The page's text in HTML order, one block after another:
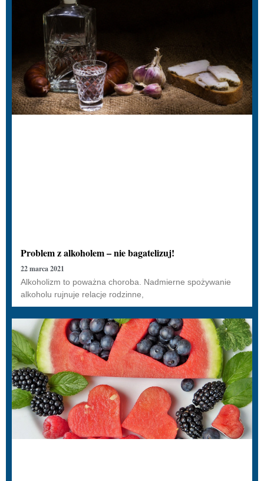
Problem z alkoholem – nie bagatelizuj!
22 marca 2021
Alkoholizm to poważna choroba. Nadmierne spożywanie
alkoholu rujnuje relacje rodzinne,